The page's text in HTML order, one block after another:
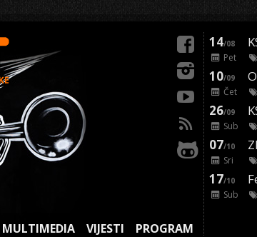
MULTIMEDIA VIJESTI PROGRAM
14/08
Pet
10/09
Čet
26/09
Sub
07/10
Sri
17/10
Sub